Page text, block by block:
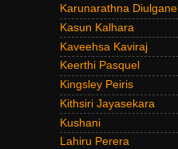
Karunarathna Diulgane
Kasun Kalhara
Kaveehsa Kaviraj
Keerthi Pasquel
Kingsley Peiris
Kithsiri Jayasekara
Kushani
Lahiru Perera